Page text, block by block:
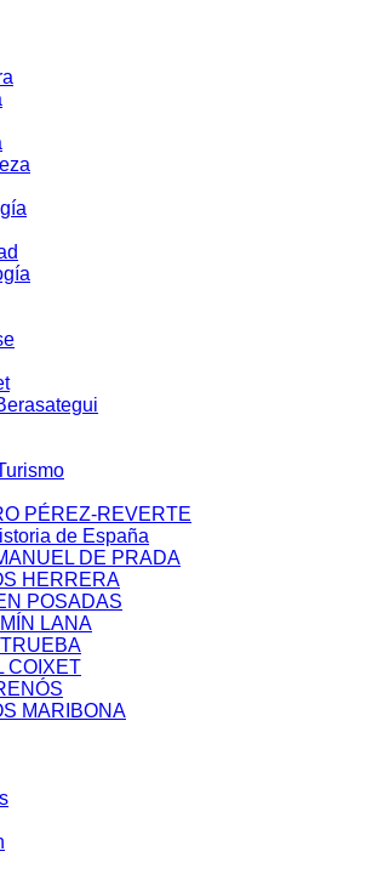
PÉREZ-REVERTE
de España
DE PRADA
HERRERA
POSADAS
LANA
COIXET
MARIBONA